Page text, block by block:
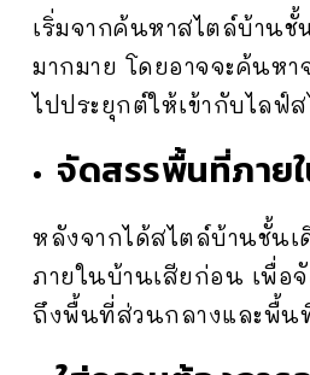
เริ่มจากค้นหาสไตล์บ้าน
มากมาย โดยอาจจะค้นห
ไปประยุกต์ให้เข้ากับไลฟ์
จัดสรรพื้นที่ภาย
หลังจากได้สไตล์บ้านชั้น
ภายในบ้านเสียก่อน เพื่อ
ถึงพื้นที่ส่วนกลางและพื้น